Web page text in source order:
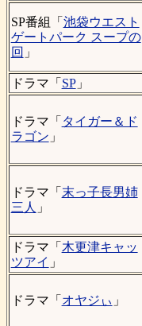
SP番組「 池袋ウエスト
ゲートパーク スープの
回 」
ドラマ「 SP」
ドラマ「 タイガー＆ド
ラゴン 」
ドラマ「 末っ子長男姉
三人 」
ドラマ「 木更津キャッ
ツアイ 」
ドラマ「 オヤジぃ 」